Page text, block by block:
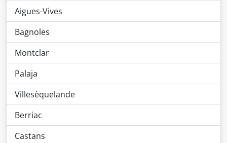
Aigues-Vives
Bagnoles
Montclar
Palaja
Villesèquelande
Berriac
Castans